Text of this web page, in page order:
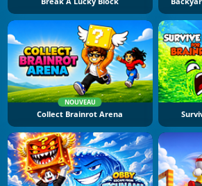
NOUVEAU
Collect Brainrot Arena